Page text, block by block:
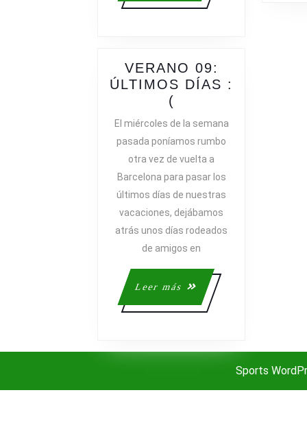
VERANO 09:
ÚLTIMOS DÍAS :
(
09:
DÍAS
:
(
El miércoles de la semana
pasada poníamos rumbo
otra vez de vuelta a
Barcelona para pasar los
últimos días de nuestras
vacaciones, dejábamos
atrás unos días rodeados
de amigos en
Leer más
Leer
más
Sports